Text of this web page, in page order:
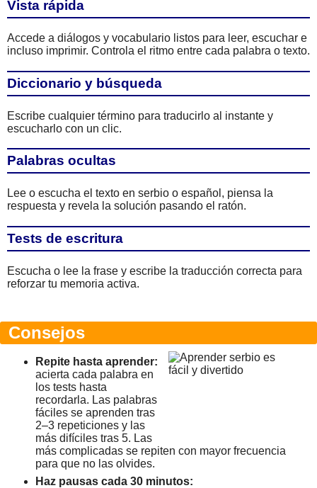
Vista rápida
Accede a diálogos y vocabulario listos para leer, escuchar e
incluso imprimir. Controla el ritmo entre cada palabra o texto.
Diccionario y búsqueda
Escribe cualquier término para traducirlo al instante y
escucharlo con un clic.
Palabras ocultas
Lee o escucha el texto en serbio o español, piensa la
respuesta y revela la solución pasando el ratón.
Tests de escritura
Escucha o lee la frase y escribe la traducción correcta para
reforzar tu memoria activa.
Consejos
Repite hasta aprender:
acierta cada palabra en
los tests hasta
recordarla. Las palabras
fáciles se aprenden tras
2–3 repeticiones y las
más difíciles tras 5. Las
más complicadas se repiten con mayor frecuencia
para que no las olvides.
Haz pausas cada 30 minutos: